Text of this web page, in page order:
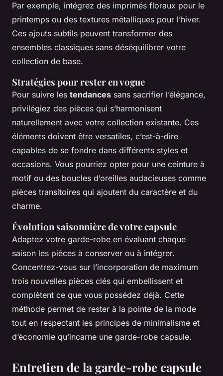
Par exemple, intégrez des imprimés floraux pour le
printemps ou des textures métalliques pour l’hiver.
Ces ajouts subtils peuvent transformer des
ensembles classiques sans déséquilibrer votre
collection de base.
Stratégies pour rester en vogue
Pour suivre les tendances sans sacrifier l’élégance,
privilégiez des pièces qui s’harmonisent
naturellement avec votre collection existante. Ces
éléments doivent être versatiles, c’est-à-dire
capables de se fondre dans différents styles et
occasions. Vous pourriez opter pour une ceinture à
motif ou des boucles d’oreilles audacieuses comme
pièces transitoires qui ajoutent du caractère et du
charme.
Évolution saisonnière de votre capsule
Adaptez votre garde-robe en évaluant chaque
saison les pièces à conserver ou à intégrer.
Concentrez-vous sur l’incorporation de maximum
trois nouvelles pièces clés qui embellissent et
complètent ce que vous possédez déjà. Cette
méthode permet de rester à la pointe de la mode
tout en respectant les principes de minimalisme et
d’économie qu’incarne une garde-robe capsule.
Entretien de la garde-robe capsule